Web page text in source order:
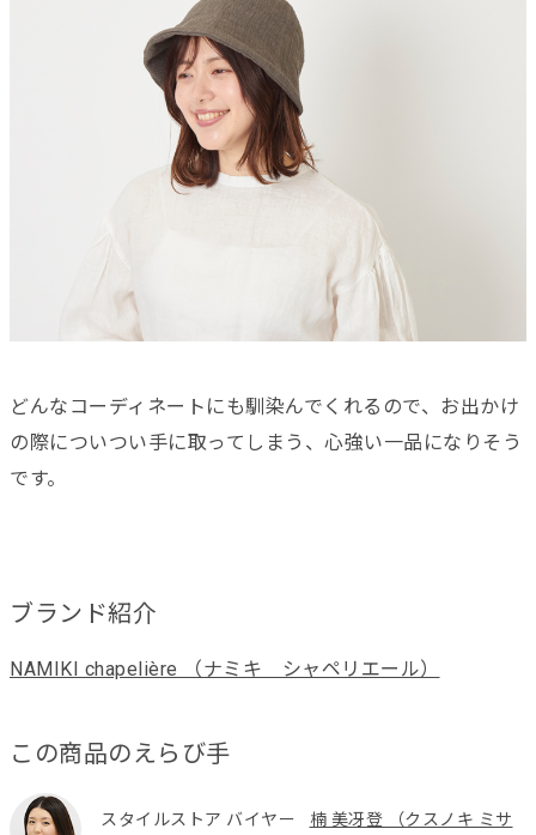
どんなコーディネートにも馴染んでくれるので、お出かけ
の際についつい手に取ってしまう、心強い一品になりそう
です。
ブランド紹介
NAMIKI chapelière （ナミキ シャペリエール）
この商品のえらび手
スタイルストア バイヤー 楠 美冴登 （クスノキ ミサ